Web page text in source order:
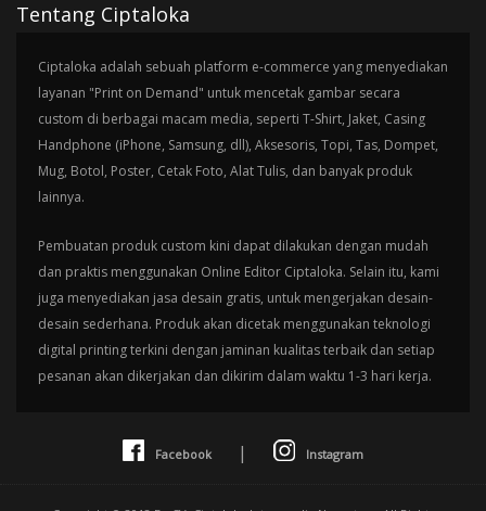
Tentang Ciptaloka
Ciptaloka adalah sebuah platform e-commerce yang menyediakan
layanan "Print on Demand" untuk mencetak gambar secara
custom di berbagai macam media, seperti T-Shirt, Jaket, Casing
Handphone (iPhone, Samsung, dll), Aksesoris, Topi, Tas, Dompet,
Mug, Botol, Poster, Cetak Foto, Alat Tulis, dan banyak produk
lainnya.
Pembuatan produk custom kini dapat dilakukan dengan mudah
dan praktis menggunakan Online Editor Ciptaloka. Selain itu, kami
juga menyediakan jasa desain gratis, untuk mengerjakan desain-
desain sederhana. Produk akan dicetak menggunakan teknologi
digital printing terkini dengan jaminan kualitas terbaik dan setiap
pesanan akan dikerjakan dan dikirim dalam waktu 1-3 hari kerja.
Facebook | Instagram